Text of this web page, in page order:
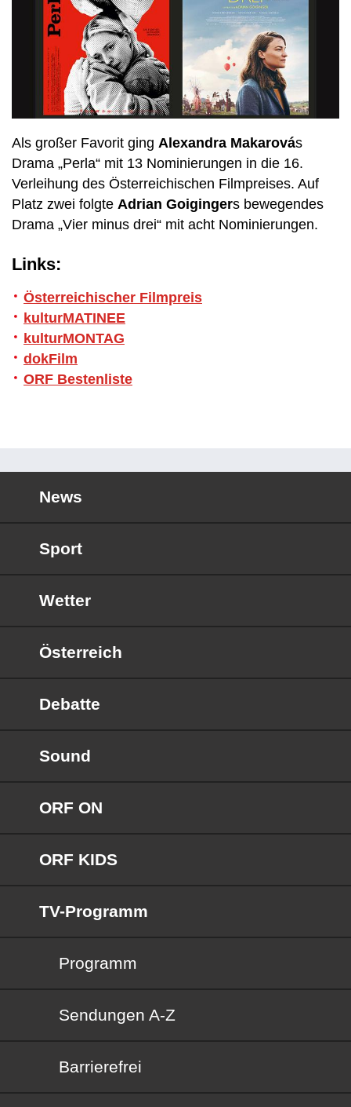
Als großer Favorit ging Alexandra Makarovás
Drama „Perla“ mit 13 Nominierungen in die 16.
Verleihung des Österreichischen Filmpreises. Auf
Platz zwei folgte Adrian Goigingers bewegendes
Drama „Vier minus drei“ mit acht Nominierungen.
Links:
Österreichischer Filmpreis
kulturMATINEE
kulturMONTAG
dokFilm
ORF Bestenliste
News
Sport
Wetter
Österreich
Debatte
Sound
ORF ON
ORF KIDS
TV-Programm
Programm
Sendungen von A bis Z
Sendungen A-Z
Barrierefrei
Barrierefrei